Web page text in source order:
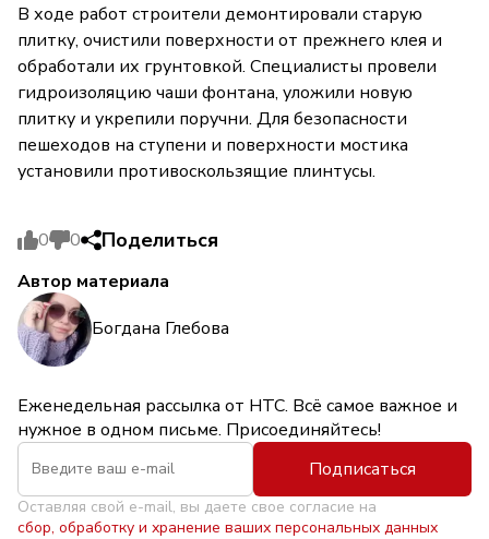
В ходе работ строители демонтировали старую
плитку, очистили поверхности от прежнего клея и
обработали их грунтовкой. Специалисты провели
гидроизоляцию чаши фонтана, уложили новую
плитку и укрепили поручни. Для безопасности
пешеходов на ступени и поверхности мостика
установили противоскользящие плинтусы.
0 0 Поделиться
Автор материала
Богдана Глебова
Еженедельная рассылка от НТС. Всё самое важное и
нужное в одном письме. Присоединяйтесь!
Подписаться
Оставляя свой e-mail, вы даете свое согласие на
сбор, обработку и хранение ваших персональных данных